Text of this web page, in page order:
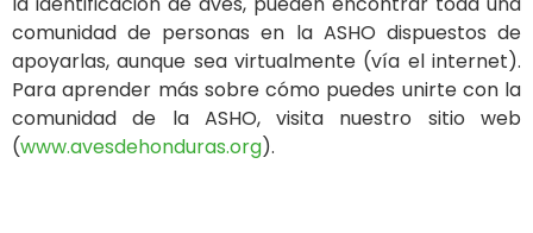
comunidad de personas en la ASHO dispuestos de
apoyarlas, aunque sea virtualmente (vía el internet).
Para aprender más sobre cómo puedes unirte con la
comunidad de la ASHO, visita nuestro sitio web
(www.avesdehonduras.org).